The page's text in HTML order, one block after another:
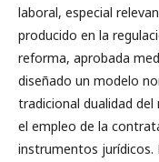
laboral, especial
producido en la
reforma, aprobada
diseñado un modelo
tradicional dualidad
el empleo de la
instrumentos